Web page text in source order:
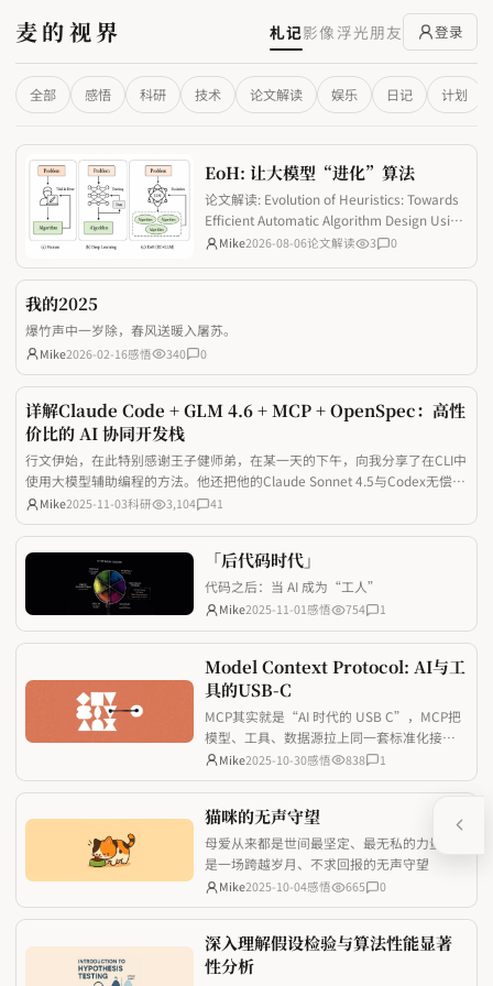
麦的视界 札记影像 浮光朋友 登录
全部 感悟 科研 技术 论文解读 娱乐 日记 计划
EoH: 让大模型“进化”算法
论文解读: Evolution of Heuristics: Towards
Efficient Automatic Algorithm Design Using
Large Language Model
Mike2026-08-06论文解读 3 0
我的2025
爆竹声中一岁除，春风送暖入屠苏。
Mike2026-02-16感悟 340 0
详解Claude Code + GLM 4.6 + MCP + OpenSpec：高性
价比的 AI 协同开发栈
行文伊始，在此特别感谢王子健师弟，在某一天的下午，向我分享了在CLI中
使用大模型辅助编程的方法。他还把他的Claude Sonnet 4.5与Codex无偿给
我使用了很久，师弟很真诚也很乐于助人！ 最近被一波跨时代 AI 技术密集
冲击后，忍不住写下两篇思考：一篇拆解了MCP的底层原理，看清了AI与现
实工具互
Mike2025-11-03科研 3,104 41
「后代码时代」
代码之后：当 AI 成为“工人”
Mike2025-11-01感悟 754 1
Model Context Protocol: AI与工
具的USB-C
MCP其实就是“AI 时代的 USB C”，MCP把
模型、工具、数据源拉上同一套标准化接
口，让开发者少踩重复造轮子的坑，也让 AI
应用真正具备随取随用的上下文能力。
Mike2025-10-30感悟 838 1
猫咪的无声守望
母爱从来都是世间最坚定、最无私的力量，
是一场跨越岁月、不求回报的无声守望
Mike2025-10-04感悟 665 0
深入理解假设检验与算法性能显著
性分析